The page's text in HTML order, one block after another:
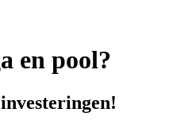
en pool?